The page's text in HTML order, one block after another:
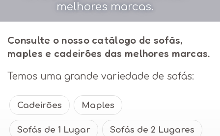
melhores marcas.
Consulte o nosso catálogo de sofás,
maples e cadeirões das melhores marcas.
Temos uma grande variedade de sofás:
Cadeirões Maples
Sofás de 1 Lugar Sofás de 2 Lugares